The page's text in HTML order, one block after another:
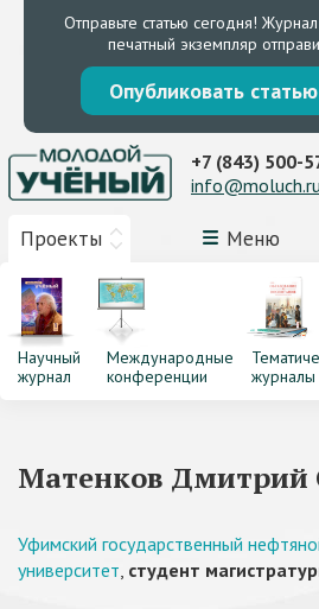
Отправьте статью сегодня!
печатный экземпляр
Опубликовать
Проекты Меню
+7 (843) 500-
info@moluch.ru
Научный
журнал
Международные
конференции
журналы
Матенков Дмитрий
Уфимский государственный
университет, студент